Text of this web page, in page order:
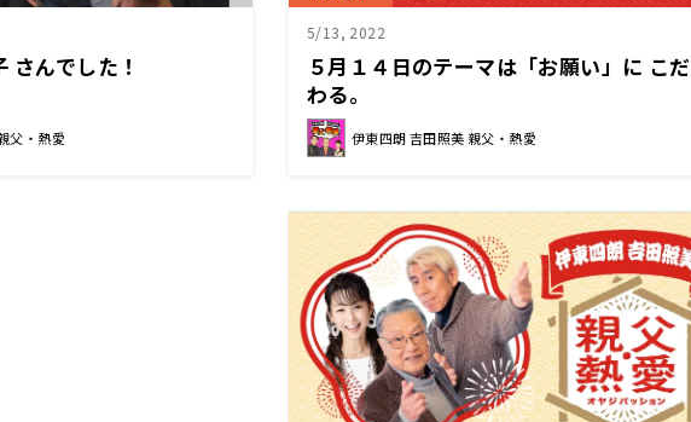
さんでした！
父・熱愛
5/13, 2022
５月１４日のテーマは「お願い」に こだ
わる。
伊東四朗 吉田照美 親父・熱愛